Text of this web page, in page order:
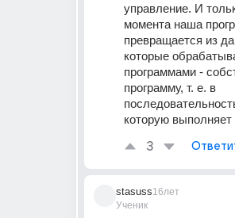
управление. И
момента наша
превращается из
которые
программами -
программу, т. е. в
которую выполняет
3
stasuss
Ученик
16лет